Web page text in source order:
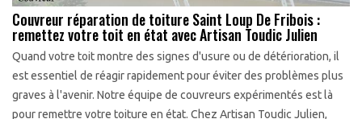
Couvreur réparation de toiture Saint Loup De Fribois :
remettez votre toit en état avec Artisan Toudic Julien
Quand votre toit montre des signes d'usure ou de détérioration, il
est essentiel de réagir rapidement pour éviter des problèmes plus
graves à l'avenir. Notre équipe de couvreurs expérimentés est là
pour remettre votre toiture en état. Chez Artisan Toudic Julien,